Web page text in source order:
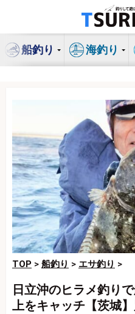
ン
船釣り 海釣り
TOP > 船釣り > エサ釣り >
日立沖のヒラメ釣り
上をキャッチ【茨城